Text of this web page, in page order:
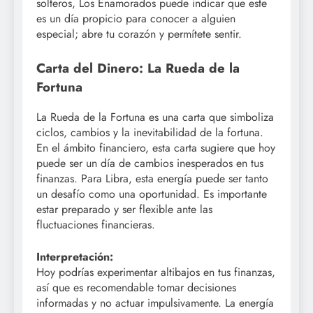
solteros, Los Enamorados puede indicar que este
es un día propicio para conocer a alguien
especial; abre tu corazón y permítete sentir.
Carta del Dinero: La Rueda de la
Fortuna
La Rueda de la Fortuna es una carta que simboliza
ciclos, cambios y la inevitabilidad de la fortuna.
En el ámbito financiero, esta carta sugiere que hoy
puede ser un día de cambios inesperados en tus
finanzas. Para Libra, esta energía puede ser tanto
un desafío como una oportunidad. Es importante
estar preparado y ser flexible ante las
fluctuaciones financieras.
Interpretación:
Hoy podrías experimentar altibajos en tus finanzas,
así que es recomendable tomar decisiones
informadas y no actuar impulsivamente. La energía